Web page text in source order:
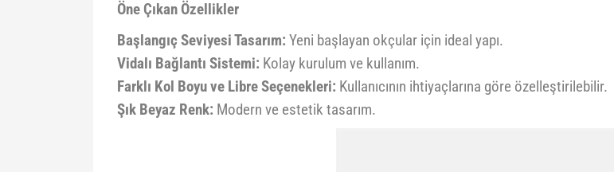
Öne Çıkan Özellikler
Başlangıç Seviyesi Tasarım: Yeni başlayan okçular için ideal yapı.
Vidalı Bağlantı Sistemi: Kolay kurulum ve kullanım.
Farklı Kol Boyu ve Libre Seçenekleri: Kullanıcının ihtiyaçlarına göre özelleştirilebilir.
Şık Beyaz Renk: Modern ve estetik tasarım.